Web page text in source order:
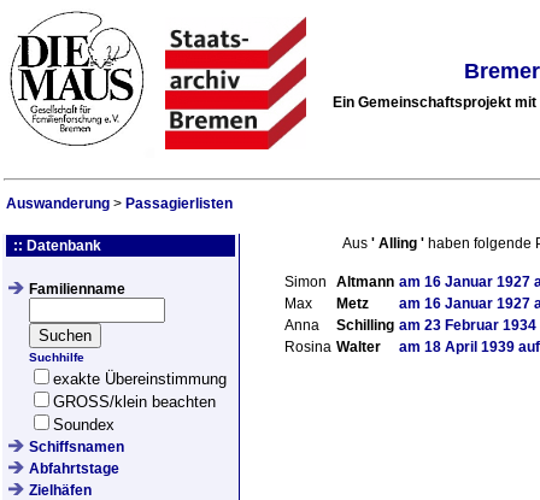
Ein Gemeinschaftsprojekt
Auswanderung > Passagierlisten
:: Datenbank
Familienname
Suchhilfe
exakte Übereinstimmung
GROSS/klein beachten
Soundex
Schiffsnamen
Abfahrtstage
Zielhäfen
Aus ' Alling ' haben folgende
Simon Altmann am 16 Januar 1927
Max
Metz am 16 Januar 1927
Anna
Schilling am 23 Februar 1934
Rosina Walter am 18 April 1939